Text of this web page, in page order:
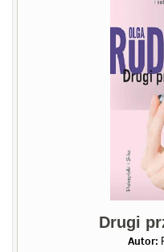
Drugi
Autor: